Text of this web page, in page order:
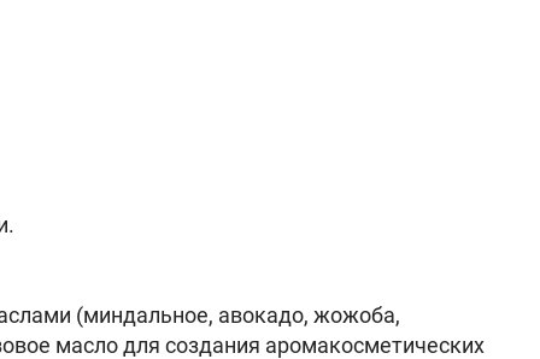
(миндальное, авокадо, жожоба,
масло для создания аромакосметических